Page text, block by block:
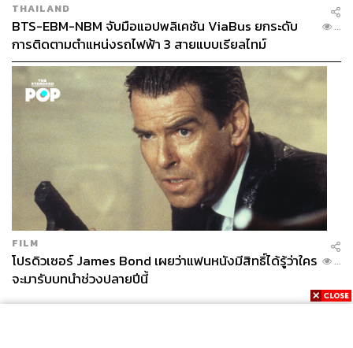
THAILAND
BTS-EBM-NBM จับมือแอปพลิเคชัน ViaBus ยกระดับ
การติดตามตำแหน่งรถไฟฟ้า 3 สายแบบเรียลไทม์
...
FILM
โปรดิวเซอร์ James Bond เผยว่าแฟนหนังมีสิทธิ์ได้รู้ว่าใคร
จะมารับบทนำช่วงปลายปีนี้
...